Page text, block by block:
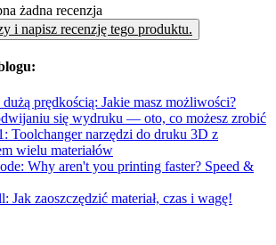
żadna recenzja
i napisz recenzję tego produktu.
prędkością: Jakie masz możliwości?
się wydruku — oto, co możesz zrobić
Toolchanger narzędzi do druku 3D z
wielu materiałów
Why aren't you printing faster? Speed &
zaoszczędzić materiał, czas i wagę!